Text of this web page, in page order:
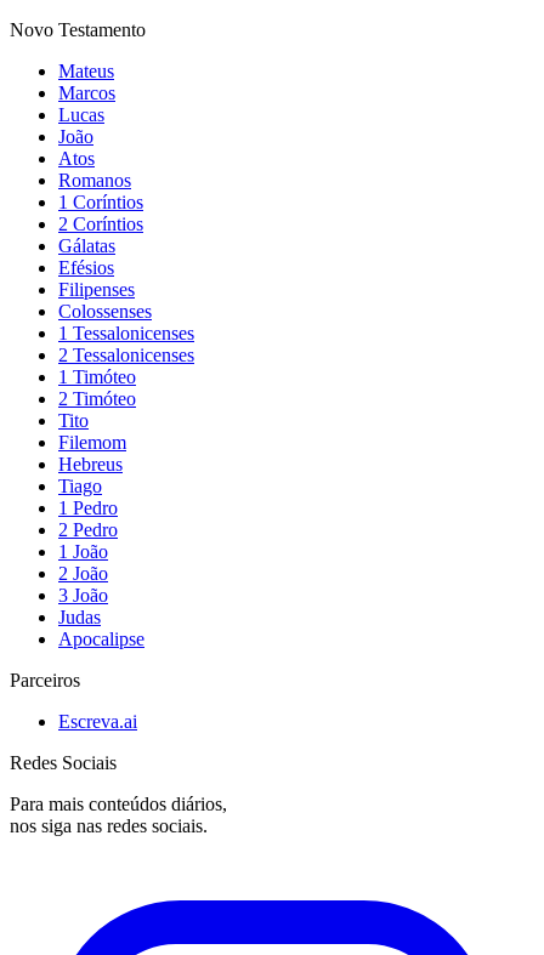
Novo Testamento
Mateus
Marcos
Lucas
João
Atos
Romanos
1 Coríntios
2 Coríntios
Gálatas
Efésios
Filipenses
Colossenses
1 Tessalonicenses
2 Tessalonicenses
1 Timóteo
2 Timóteo
Tito
Filemom
Hebreus
Tiago
1 Pedro
2 Pedro
1 João
2 João
3 João
Judas
Apocalipse
Parceiros
Escreva.ai
Redes Sociais
Para mais conteúdos diários,
nos siga nas redes sociais.